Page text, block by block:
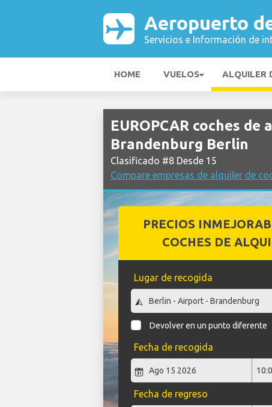
Aeropuerto
Servicios e Información de
HOME VUELOS ALQUILER
EUROPCAR coches
Brandenburg Berlin
Clasificado #8 Desde 15
Compare empresas de alquiler de
PRECIOS
COCHES DE
Lugar de recogida
Devolver en un punto diferente
Fecha de recogida
Fecha de regreso